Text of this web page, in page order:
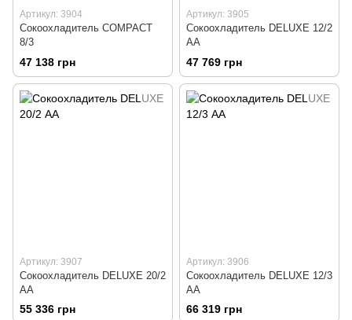
Артикул: 3904
Сокоохладитель COMPACT
8/3
47 138 грн
Артикул: 3905
Сокоохладитель DELUXE 12/2
АА
47 769 грн
Артикул: 3907
Сокоохладитель DELUXE 20/2
АА
55 336 грн
Артикул: 3906
Сокоохладитель DELUXE 12/3
АА
66 319 грн